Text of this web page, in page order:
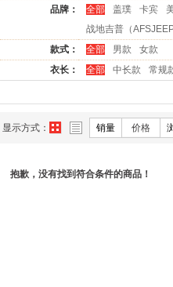
品牌： 全部 盖璞 卡宾
战地吉普（
款式：
全部 男款
女款
衣长：
全部 中长款 常规
显示方式： 销量 价格
抱歉，没有找到符合条件的商品！